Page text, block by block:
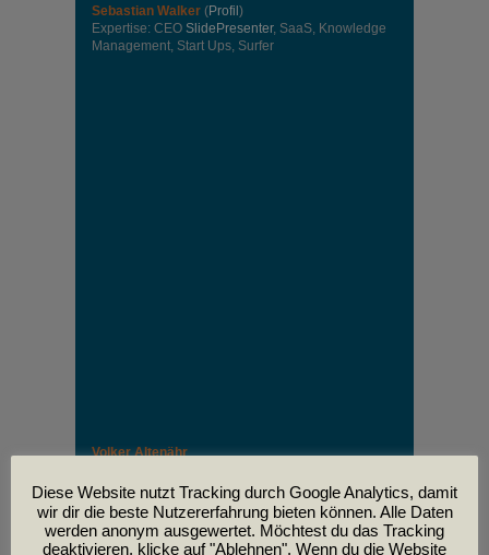
Sebastian Walker (Profil )
Expertise: CEO SlidePresenter, SaaS, Knowledge
Management, Start Ups, Surfer
Volker Altenähr
leider am
30. April im Alter von 81 Jahren verstorben.
Diese Website nutzt Tracking durch Google Analytics, damit
wir dir die beste Nutzererfahrung bieten können. Alle Daten
werden anonym ausgewertet. Möchtest du das Tracking
deaktivieren, klicke auf "Ablehnen". Wenn du die Website